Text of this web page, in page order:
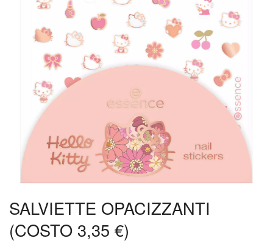
SALVIETTE OPACIZZANTI
(COSTO 3,35 €)